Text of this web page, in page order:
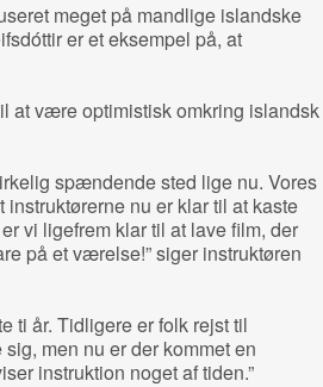
meget på mandlige islandske
er et eksempel på, at
at være optimistisk omkring islandsk
spændende sted lige nu. Vores
nu er klar til at kaste
vi ligefrem klar til at lave film, der
på et værelse!” siger instruktøren
ti år. Tidligere er folk rejst til
men nu er der kommet en
instruktion noget af tiden.”